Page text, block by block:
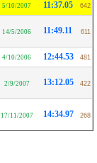
5/10/2007 11:37.05 642
14/5/2006 11:49.11 611
4/10/2006 12:44.53 481
2/9/2007 13:12.05 422
17/11/2007 14:34.97 268